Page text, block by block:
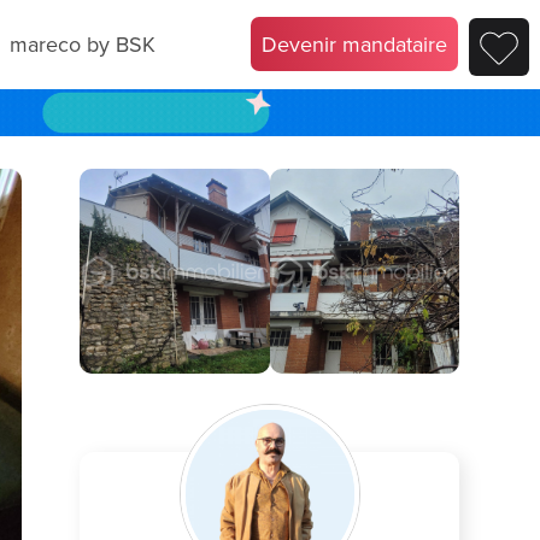
mareco by BSK Devenir mandataire